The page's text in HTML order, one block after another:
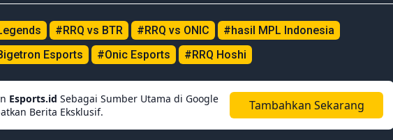
#RRQ vs BTR #RRQ vs ONIC
#hasil MPL Indonesia
Esports #Onic Esports #RRQ Hoshi
Esports.id Sebagai Sumber Utama di Google
Berita Eksklusif.
Tambahkan Sekarang